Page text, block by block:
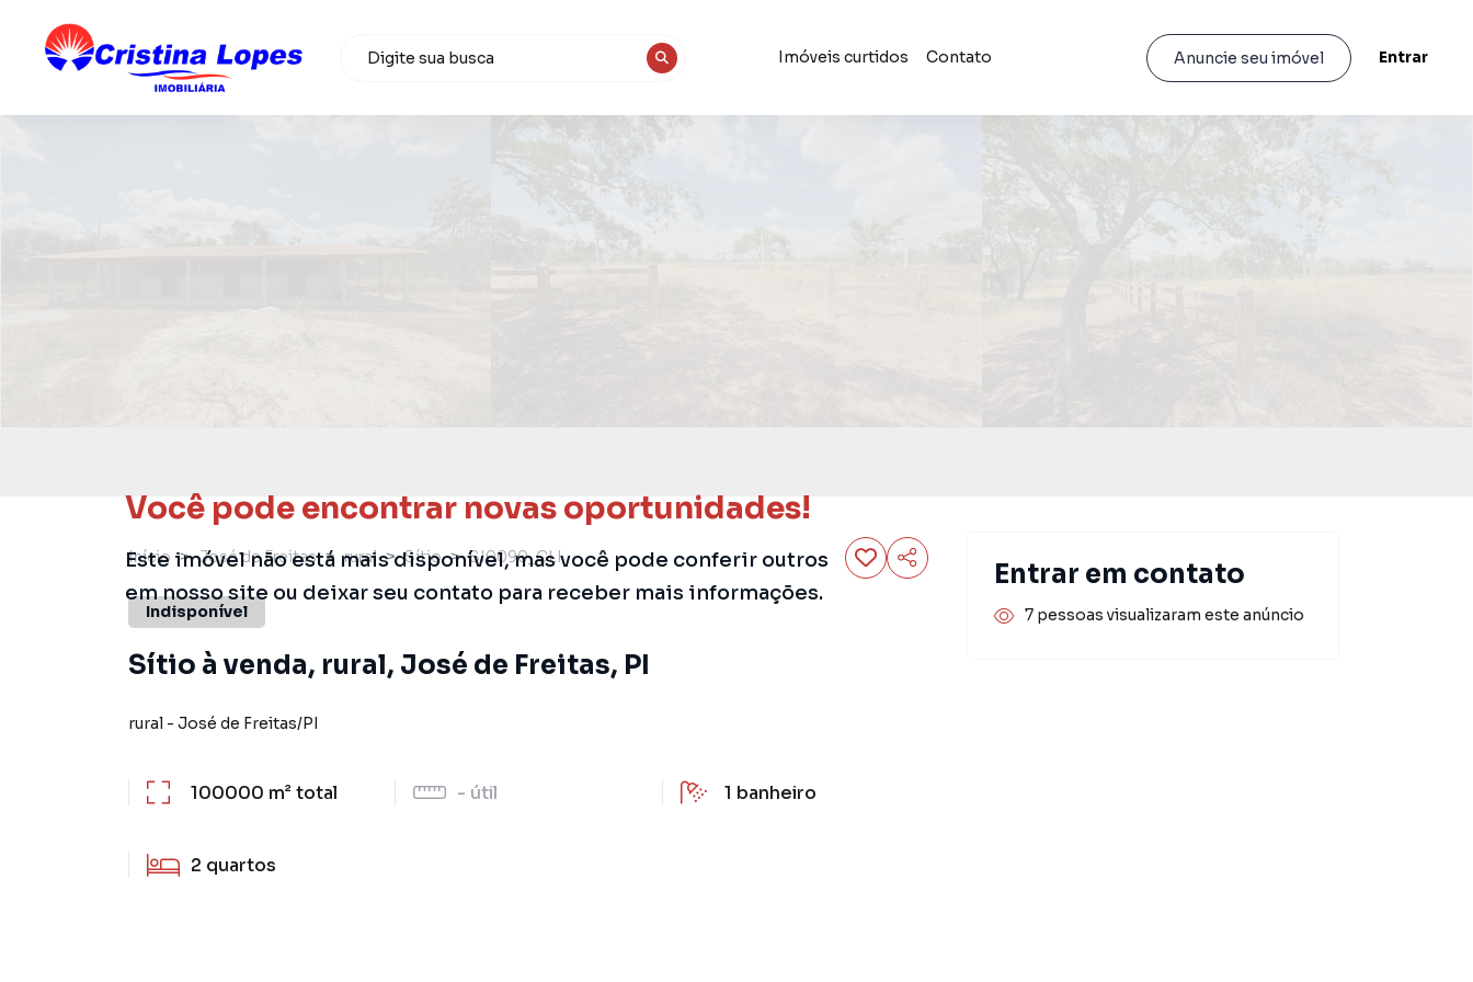
Imóveis curtidos Contato Anuncie seu imóvel Entrar
Você pode encontrar novas oportunidades!
Este imóvel não está mais disponível, mas você pode conferir outros
em nosso site ou deixar seu contato para receber mais informações.
Início José de Freitas rural Sítio SI0090_CLI
Indisponível
Sítio à venda, rural, José de Freitas, PI
rural - José de Freitas/PI
100000 m²total - útil 1 banheiro
2 quartos
Entrar em contato
7 pessoas visualizaram este anúncio